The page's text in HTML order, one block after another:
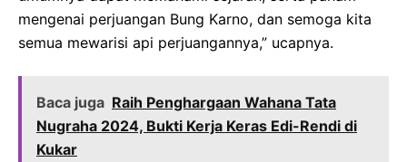
mengenai perjuangan Bung Karno, dan semoga kita
semua mewarisi api perjuangannya,” ucapnya.
Baca juga Raih Penghargaan Wahana Tata
Nugraha 2024, Bukti Kerja Keras Edi-Rendi di
Kukar